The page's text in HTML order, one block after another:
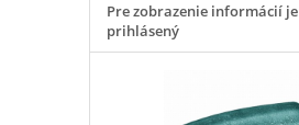
Pre zobrazenie informácií
prihlásený